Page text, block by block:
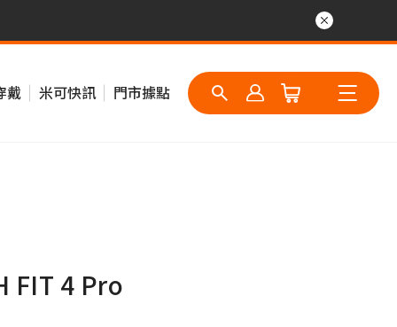
戴 米可快訊 門市據點
FIT 4 Pro